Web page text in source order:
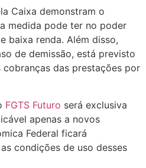
Caixa demonstram o
medida pode ter no poder
baixa renda. Além disso,
de demissão, está previsto
das prestações por
FGTS Futuro será exclusiva
apenas a novos
Federal ficará
condições de uso desses